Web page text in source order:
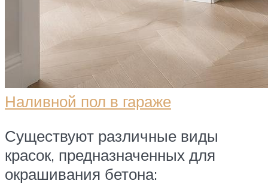
Наливной пол в гараже
Существуют различные виды
красок, предназначенных для
окрашивания бетона: